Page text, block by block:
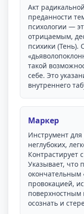
Акт
преданности
психологии —
отрицаемым,
психики (Тень).
такой
себе. Это
внутреннего
Маркер
Инструмент
неглубоких,
Контрастирует
Указывает, что
окончательным
провокацией,
осознать и